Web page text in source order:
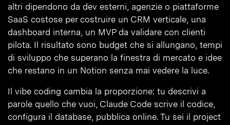
altri dipendono da dev esterni, agenzie o piattaforme
SaaS costose per costruire un CRM verticale, una
dashboard interna, un MVP da validare con clienti
pilota. Il risultato sono budget che si allungano, tempi
di sviluppo che superano la finestra di mercato e idee
che restano in un Notion senza mai vedere la luce.
Il vibe coding cambia la proporzione: tu descrivi a
parole quello che vuoi, Claude Code scrive il codice,
configura il database, pubblica online. Tu sei il project